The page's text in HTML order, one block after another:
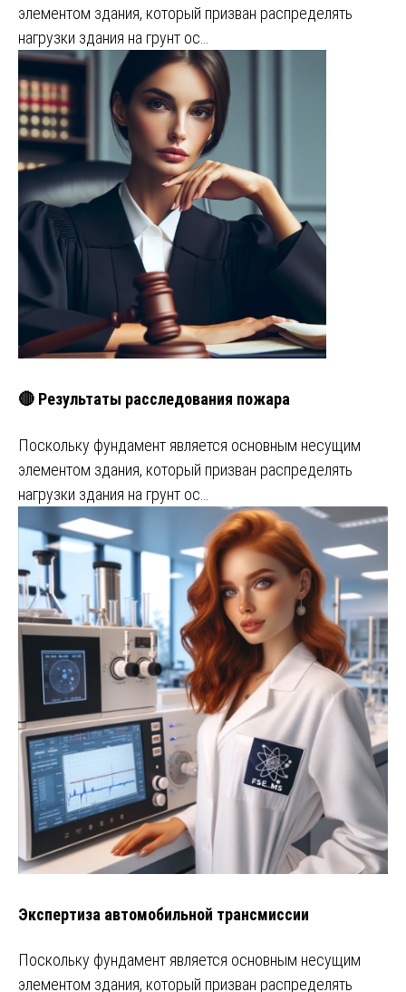
элементом здания, который призван распределять
нагрузки здания на грунт ос…
🔴 Результаты расследования пожара
Поскольку фундамент является основным несущим
элементом здания, который призван распределять
нагрузки здания на грунт ос…
Экспертиза автомобильной трансмиссии
Поскольку фундамент является основным несущим
элементом здания, который призван распределять